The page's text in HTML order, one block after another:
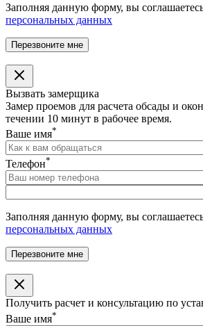
Заполняя данную форму, вы
персональных данных
Вызвать замерщика
Замер проемов для расчета обсады и
течении 10 минут в рабочее время.
Ваше имя*
Телефон*
Заполняя данную форму, вы
персональных данных
Получить расчет и консультацию по
Ваше имя*